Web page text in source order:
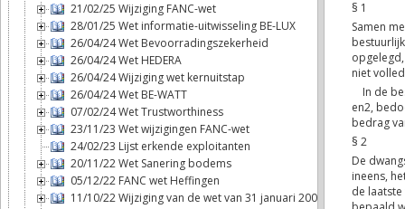
21/02/25 Wijziging FANC-wet
28/01/25 Wet informatie-uitwisseling BE-LUX
26/04/24 Wet Bevoorradingszekerheid
26/04/24 Wet HEDERA
26/04/24 Wijziging wet kernuitstap
26/04/24 Wet BE-WATT
07/02/24 Wet Trustworthiness
23/11/23 Wet wijzigingen FANC-wet
24/02/23 Lijst erkende exploitanten
20/11/22 Wet Sanering bodems
05/12/22 FANC wet Heffingen
11/10/22 Wijziging van de wet van 31 januari 2003 houdende